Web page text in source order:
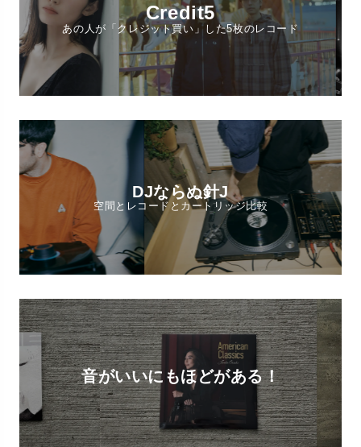
Credit5
あの人が「クレジット買い」した5枚のレコード
DJならぬ針J
空間とレコードとカートリッジ比較
音がいいにもほどがある！